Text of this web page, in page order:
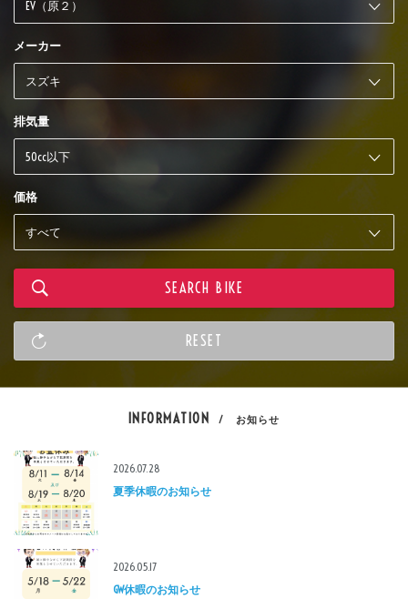
メーカー
排気量
価格
INFORMATION / お知らせ
2026.07.28
夏季休暇のお知らせ
2026.05.17
GW休暇のお知らせ